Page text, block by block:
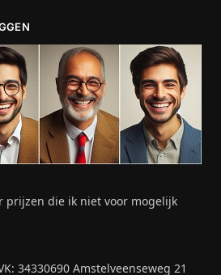
prijzen die ik niet voor mogelijk
34330690 Amstelveenseweg 21